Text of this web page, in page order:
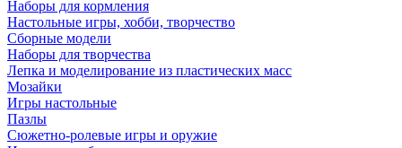
Наборы для кормления
Настольные игры, хобби, творчество
Сборные модели
Наборы для творчества
Лепка и моделирование из пластических масс
Мозайки
Игры настольные
Пазлы
Сюжетно-ролевые игры и оружие